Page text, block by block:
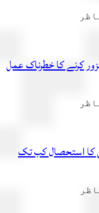
کرنے کا خطرناک عمل
کا استحصال کب تک